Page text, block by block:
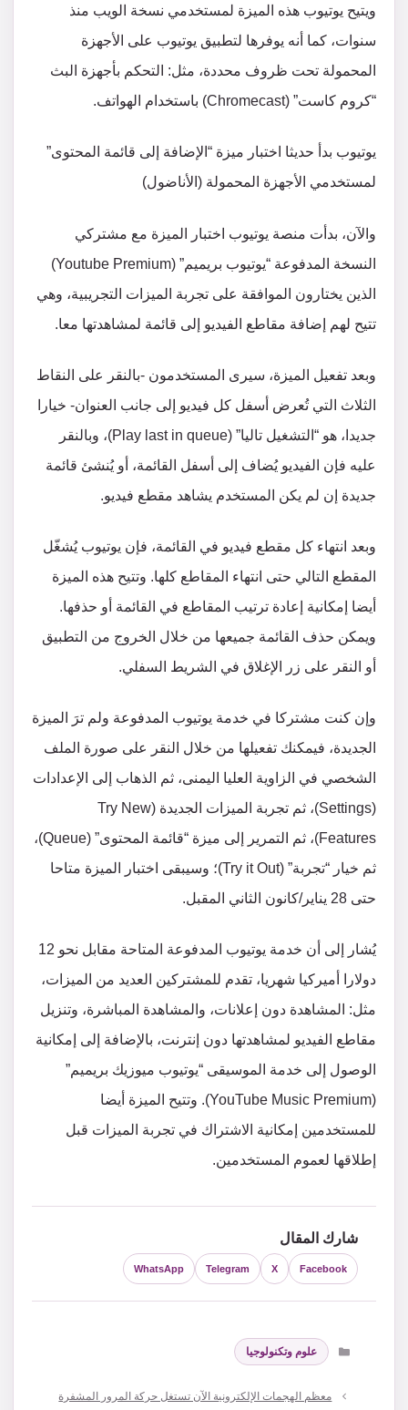
ويتيح يوتيوب هذه الميزة لمستخدمي نسخة الويب منذ
سنوات، كما أنه يوفرها لتطبيق يوتيوب على الأجهزة
المحمولة تحت ظروف محددة، مثل: التحكم بأجهزة البث
“كروم كاست” (Chromecast) باستخدام الهواتف.
يوتيوب بدأ حديثا اختبار ميزة “الإضافة إلى قائمة المحتوى”
لمستخدمي الأجهزة المحمولة (الأناضول)
والآن، بدأت منصة يوتيوب اختبار الميزة مع مشتركي
النسخة المدفوعة “يوتيوب بريميم” (Youtube Premium)
الذين يختارون الموافقة على تجربة الميزات التجريبية، وهي
تتيح لهم إضافة مقاطع الفيديو إلى قائمة لمشاهدتها معا.
وبعد تفعيل الميزة، سيرى المستخدمون -بالنقر على النقاط
الثلاث التي تُعرض أسفل كل فيديو إلى جانب العنوان- خيارا
جديدا، هو “التشغيل تاليا” (Play last in queue)، وبالنقر
عليه فإن الفيديو يُضاف إلى أسفل القائمة، أو يُنشئ قائمة
جديدة إن لم يكن المستخدم يشاهد مقطع فيديو.
وبعد انتهاء كل مقطع فيديو في القائمة، فإن يوتيوب يُشغّل
المقطع التالي حتى انتهاء المقاطع كلها. وتتيح هذه الميزة
أيضا إمكانية إعادة ترتيب المقاطع في القائمة أو حذفها.
ويمكن حذف القائمة جميعها من خلال الخروج من التطبيق
أو النقر على زر الإغلاق في الشريط السفلي.
وإن كنت مشتركا في خدمة يوتيوب المدفوعة ولم ترَ الميزة
الجديدة، فيمكنك تفعيلها من خلال النقر على صورة الملف
الشخصي في الزاوية العليا اليمنى، ثم الذهاب إلى الإعدادات
(Settings)، ثم تجربة الميزات الجديدة (Try New
Features)، ثم التمرير إلى ميزة “قائمة المحتوى” (Queue)،
ثم خيار “تجربة” (Try it Out)؛ وسيبقى اختبار الميزة متاحا
حتى 28 يناير/كانون الثاني المقبل.
يُشار إلى أن خدمة يوتيوب المدفوعة المتاحة مقابل نحو 12
دولارا أميركيا شهريا، تقدم للمشتركين العديد من الميزات،
مثل: المشاهدة دون إعلانات، والمشاهدة المباشرة، وتنزيل
مقاطع الفيديو لمشاهدتها دون إنترنت، بالإضافة إلى إمكانية
الوصول إلى خدمة الموسيقى “يوتيوب ميوزيك بريميم”
(YouTube Music Premium). وتتيح الميزة أيضا
للمستخدمين إمكانية الاشتراك في تجربة الميزات قبل
إطلاقها لعموم المستخدمين.
شارك المقال
Facebook
X
Telegram
WhatsApp
التصنيفات
علوم وتكنولوجيا
معظم الهجمات الإلكترونية الآن تستغل حركة المرور المشفرة